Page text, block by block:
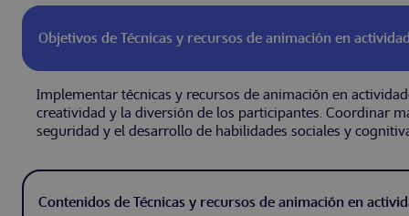
Objetivos de Técnicas y recursos de animación en
Implementar técnicas y recursos de animación en
creatividad y la diversión de los participantes. Coordinar
seguridad y el desarrollo de habilidades sociales y
Contenidos de Técnicas y recursos de animación en